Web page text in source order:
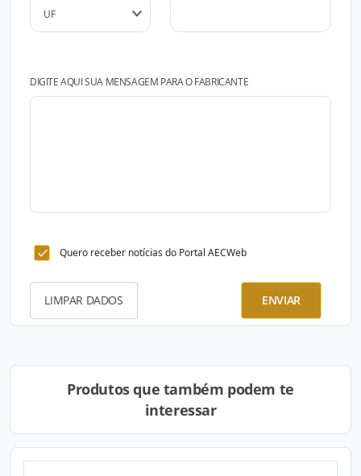
DIGITE AQUI SUA MENSAGEM PARA O FABRICANTE
Quero receber notícias do Portal AECWeb
LIMPAR DADOS ENVIAR
Produtos que também podem te
interessar